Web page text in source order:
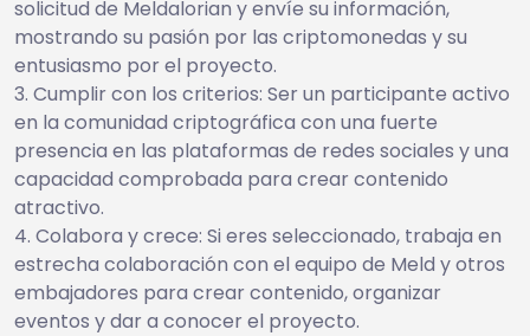
solicitud de Meldalorian y envíe su información,
mostrando su pasión por las criptomonedas y su
entusiasmo por el proyecto.
Cumplir con los criterios: Ser un participante activo
en la comunidad criptográfica con una fuerte
presencia en las plataformas de redes sociales y una
capacidad comprobada para crear contenido
atractivo.
Colabora y crece: Si eres seleccionado, trabaja en
estrecha colaboración con el equipo de Meld y otros
embajadores para crear contenido, organizar
eventos y dar a conocer el proyecto.